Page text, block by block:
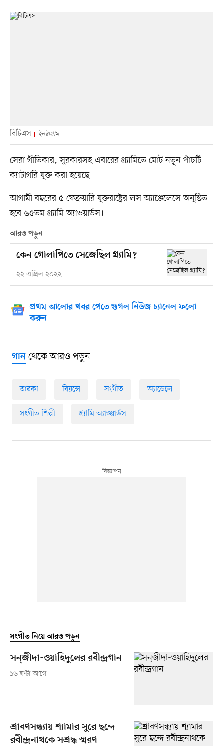
বিটিএস ইনস্টাগ্রাম
সেরা গীতিকার, সুরকারসহ এবারের গ্র্যামিতে মোট নতুন পাঁচটি
ক্যাটাগরি যুক্ত করা হয়েছে।
আগামী বছরের ৫ ফেব্রুয়ারি যুক্তরাষ্ট্রের লস অ্যাঞ্জেলেসে অনুষ্ঠিত
হবে ৬৫তম গ্র্যামি অ্যাওয়ার্ডস।
আরও পড়ুন
কেন গোলাপিতে সেজেছিল গ্র্যামি?
২২ এপ্রিল ২০২২
প্রথম আলোর খবর পেতে গুগল নিউজ চ্যানেল ফলো
করুন
গানথেকে আরও পড়ুন
তারকা বিয়ন্সে সংগীত অ্যাডেলে
সংগীত শিল্পী গ্র্যামি অ্যাওয়ার্ডস
সংগীত নিয়ে আরও পড়ুন
সন্‌জীদা-ওয়াহিদুলের রবীন্দ্রগান
১৬ ঘণ্টা আগে
শ্রাবণসন্ধ্যায় শ্যামার সুরে ছন্দে
রবীন্দ্রনাথকে সশ্রদ্ধ স্মরণ